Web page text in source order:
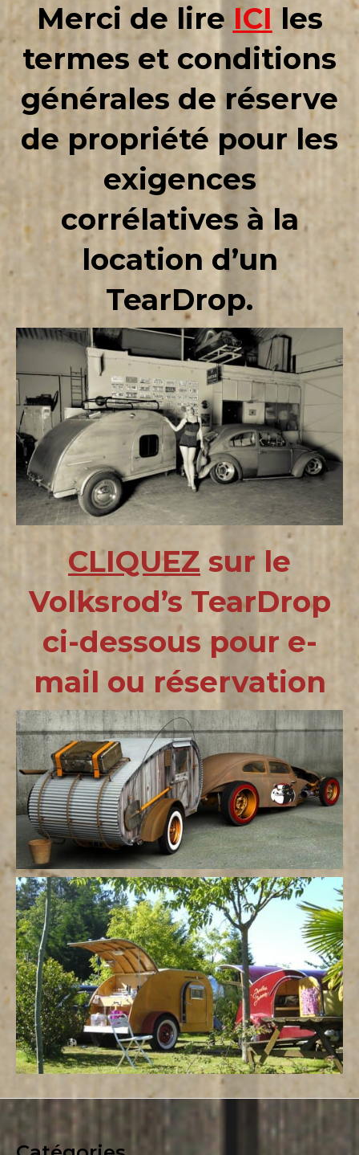
Merci de lire ICI les
termes et conditions
générales de réserve
de propriété pour les
exigences
corrélatives à la
location d’un
TearDrop.
CLIQUEZ sur le
Volksrod’s TearDrop
ci-dessous pour e-
mail ou réservation